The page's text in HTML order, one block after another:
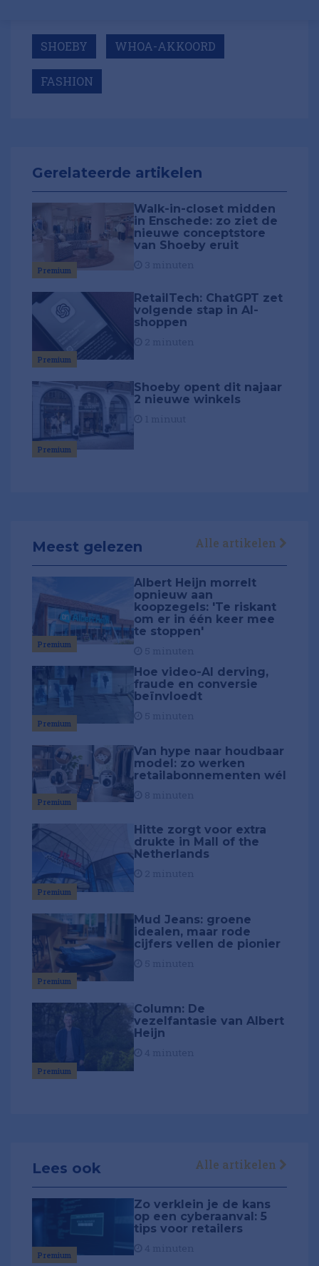
SHOEBY WHOA-AKKOORD
FASHION
Gerelateerde artikelen
Premium
Walk-in-closet midden
in Enschede: zo ziet de
nieuwe conceptstore
van Shoeby eruit
Premium
RetailTech: ChatGPT zet
volgende stap in AI-
shoppen
Premium
Shoeby opent dit najaar
2 nieuwe winkels
Meest gelezen Alle artikelen
Premium
Albert Heijn morrelt
opnieuw aan
koopzegels: 'Te riskant
om er in één keer mee
te stoppen'
Premium
Hoe video-AI derving,
fraude en conversie
beïnvloedt
Premium
Van hype naar houdbaar
model: zo werken
retailabonnementen wél
Premium
Hitte zorgt voor extra
drukte in Mall of the
Netherlands
Premium
Mud Jeans: groene
idealen, maar rode
cijfers vellen de pionier
Premium
Column: De
vezelfantasie van Albert
Heijn
Lees ook Alle artikelen
Premium
Zo verklein je de kans
op een cyberaanval: 5
tips voor retailers